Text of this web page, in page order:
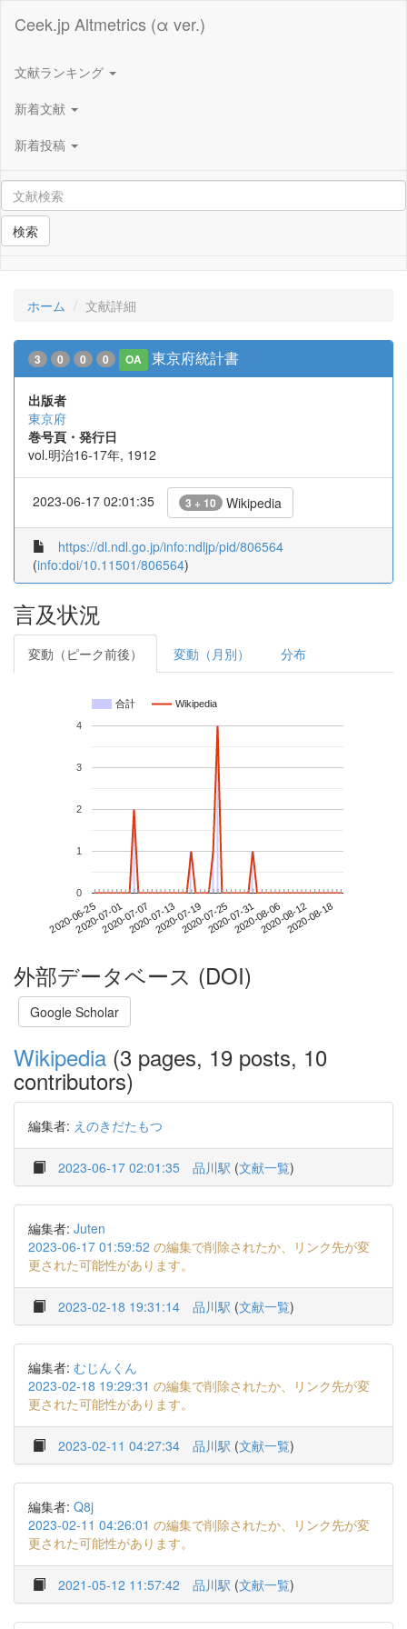
Ceek.jp Altmetrics (α ver.)
文献ランキング
新着文献
新着投稿
検索
ホーム 文献詳細
3 0 0 0 OA 東京府統計書
出版者
東京府
巻号頁・発行日
vol.明治16-17年, 1912
2023-06-17 02:01:35 3 + 10 Wikipedia
https://dl.ndl.go.jp/info:ndljp/pid/806564
(info:doi/10.11501/806564)
言及状況
変動（ピーク前後） 変動（月別） 分布
合計 Wikipedia
2020-06-252020-07-012020-07-072020-07-132020-07-192020-07-252020-07-312020-08-062020-08-122020-08-18
0
1
2
3
4
外部データベース (DOI)
Google Scholar
Wikipedia (3 pages, 19 posts, 10
contributors)
編集者: えのきだたもつ
2023-06-17 02:01:35 品川駅 (文献一覧)
編集者: Juten
2023-06-17 01:59:52 の編集で削除されたか、リンク先が変
更された可能性があります。
2023-02-18 19:31:14 品川駅 (文献一覧)
編集者: むじんくん
2023-02-18 19:29:31 の編集で削除されたか、リンク先が変
更された可能性があります。
2023-02-11 04:27:34 品川駅 (文献一覧)
編集者: Q8j
2023-02-11 04:26:01 の編集で削除されたか、リンク先が変
更された可能性があります。
2021-05-12 11:57:42 品川駅 (文献一覧)